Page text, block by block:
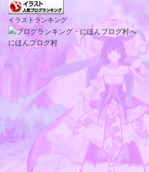
イラストランキング
にほんブログ村